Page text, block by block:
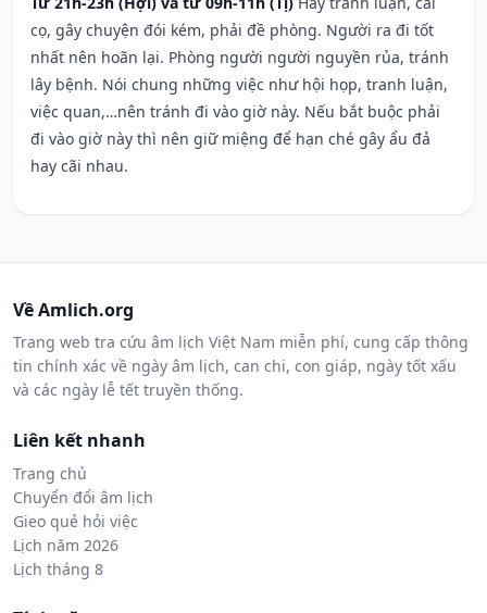
cọ, gây chuyện đói kém, phải đề phòng. Người ra đi tốt
nhất nên hoãn lại. Phòng người người nguyền rủa, tránh
lây bệnh. Nói chung những việc như hội họp, tranh luận,
việc quan,…nên tránh đi vào giờ này. Nếu bắt buộc phải
đi vào giờ này thì nên giữ miệng để hạn ché gây ẩu đả
hay cãi nhau.
Về Amlich.org
Trang web tra cứu âm lịch Việt Nam miễn phí, cung cấp thông
tin chính xác về ngày âm lịch, can chi, con giáp, ngày tốt xấu
và các ngày lễ tết truyền thống.
Liên kết nhanh
Trang chủ
Chuyển đổi âm lịch
Gieo quẻ hỏi việc
Lịch năm 2026
Lịch tháng 8